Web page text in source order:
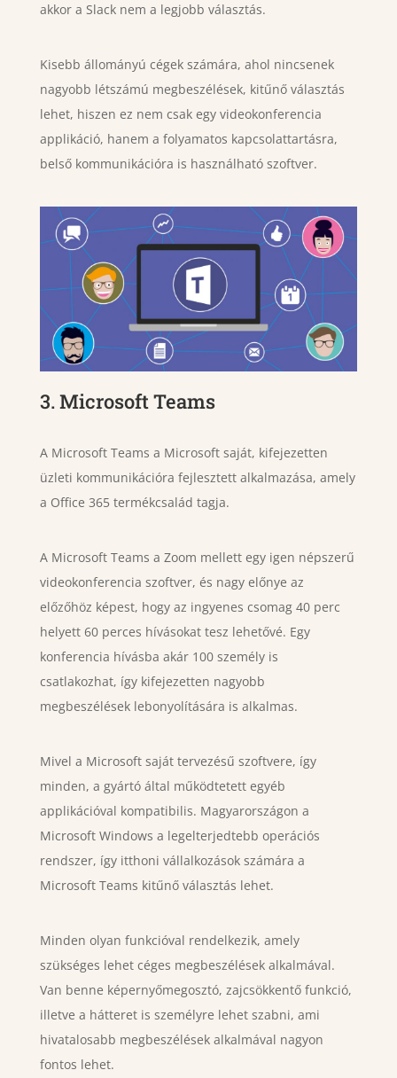
akkor a Slack nem a legjobb választás.
Kisebb állományú cégek számára, ahol nincsenek
nagyobb létszámú megbeszélések, kitűnő választás
lehet, hiszen ez nem csak egy videokonferencia
applikáció, hanem a folyamatos kapcsolattartásra,
belső kommunikációra is használható szoftver.
3. Microsoft Teams
A Microsoft Teams a Microsoft saját, kifejezetten
üzleti kommunikációra fejlesztett alkalmazása, amely
a Office 365 termékcsalád tagja.
A Microsoft Teams a Zoom mellett egy igen népszerű
videokonferencia szoftver, és nagy előnye az
előzőhöz képest, hogy az ingyenes csomag 40 perc
helyett 60 perces hívásokat tesz lehetővé. Egy
konferencia hívásba akár 100 személy is
csatlakozhat, így kifejezetten nagyobb
megbeszélések lebonyolítására is alkalmas.
Mivel a Microsoft saját tervezésű szoftvere, így
minden, a gyártó által működtetett egyéb
applikációval kompatibilis. Magyarországon a
Microsoft Windows a legelterjedtebb operációs
rendszer, így itthoni vállalkozások számára a
Microsoft Teams kitűnő választás lehet.
Minden olyan funkcióval rendelkezik, amely
szükséges lehet céges megbeszélések alkalmával.
Van benne képernyőmegosztó, zajcsökkentő funkció,
illetve a hátteret is személyre lehet szabni, ami
hivatalosabb megbeszélések alkalmával nagyon
fontos lehet.